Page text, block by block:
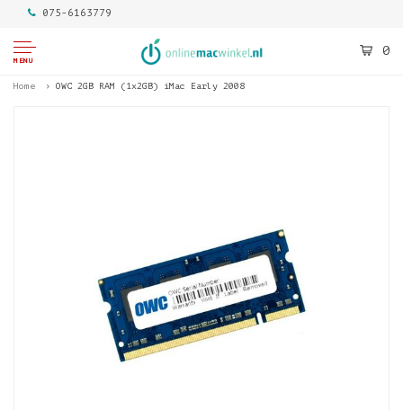
075-6163779
MENU
0
Home OWC 2GB RAM (1x2GB) iMac Early 2008